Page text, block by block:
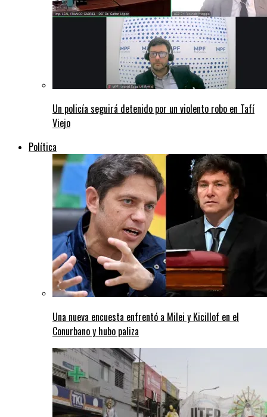
Un policía seguirá detenido por un violento robo en Tafí
Viejo
Política
Una nueva encuesta enfrentó a Milei y Kicillof en el
Conurbano y hubo paliza